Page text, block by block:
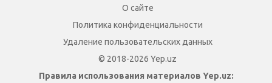
О сайте
Политика конфиденциальности
Удаление пользовательских данных
© 2018-2026 Yep.uz
Правила использования материалов Yep.uz: